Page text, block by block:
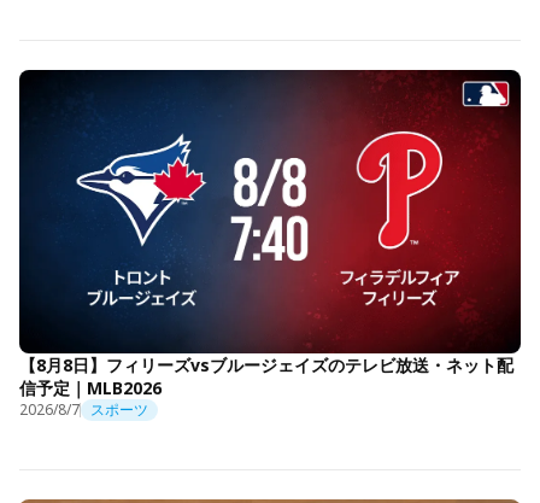
【8月8日】フィリーズvsブルージェイズのテレビ放送・ネット配
信予定｜MLB2026
2026/8/7 スポーツ